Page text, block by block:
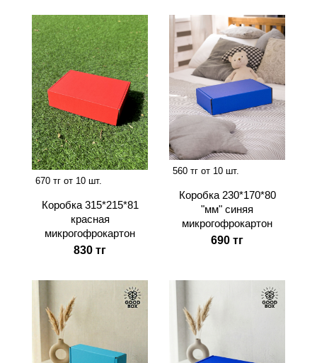
670 тг от 10 шт.
Коробка 315*215*81
красная
микрогофрокартон
830 тг
560 тг от 10 шт.
Коробка 230*170*80
"мм" синяя
микрогофрокартон
690 тг